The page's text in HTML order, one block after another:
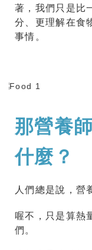
著，我們只是比
分、更理解在食
事情。
那營養
什麼？
人們總是說，營
喔不，只是算熱
們。